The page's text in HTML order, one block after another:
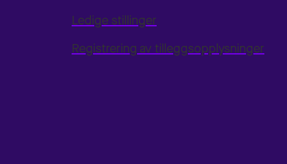
Ledige stillinger
Registrering av tilleggsopplysninger